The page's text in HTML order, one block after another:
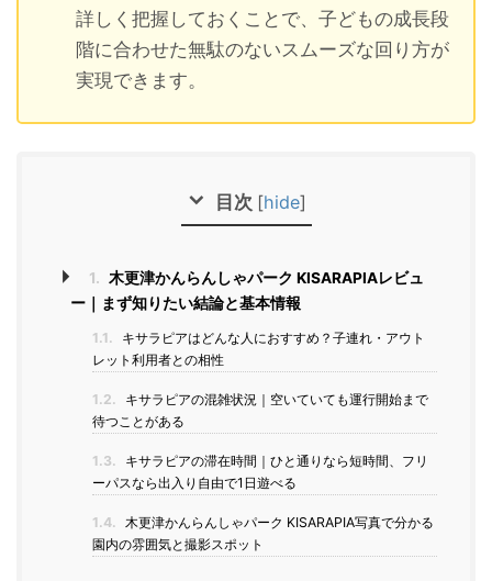
詳しく把握しておくことで、子どもの成長段
階に合わせた無駄のないスムーズな回り方が
実現できます。
目次 [hide]
1. 木更津かんらんしゃパーク KISARAPIAレビュ
ー｜まず知りたい結論と基本情報
1.1.
キサラピアはどんな人におすすめ？子連れ・アウト
レット利用者との相性
1.2.
キサラピアの混雑状況｜空いていても運行開始まで
待つことがある
1.3.
キサラピアの滞在時間｜ひと通りなら短時間、フリ
ーパスなら出入り自由で1日遊べる
1.4. 木更津かんらんしゃパーク KISARAPIA写真で分かる
園内の雰囲気と撮影スポット